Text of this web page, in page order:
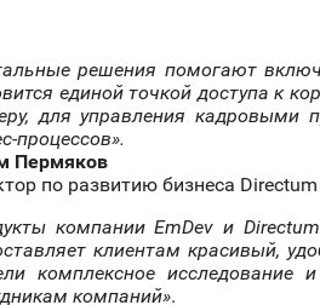
решения помогают
единой точкой доступа к
для управления кадровыми
процессов».
Пермяков
по развитию бизнеса Directum
компании EmDev и
клиентам красивый,
комплексное
компаний».